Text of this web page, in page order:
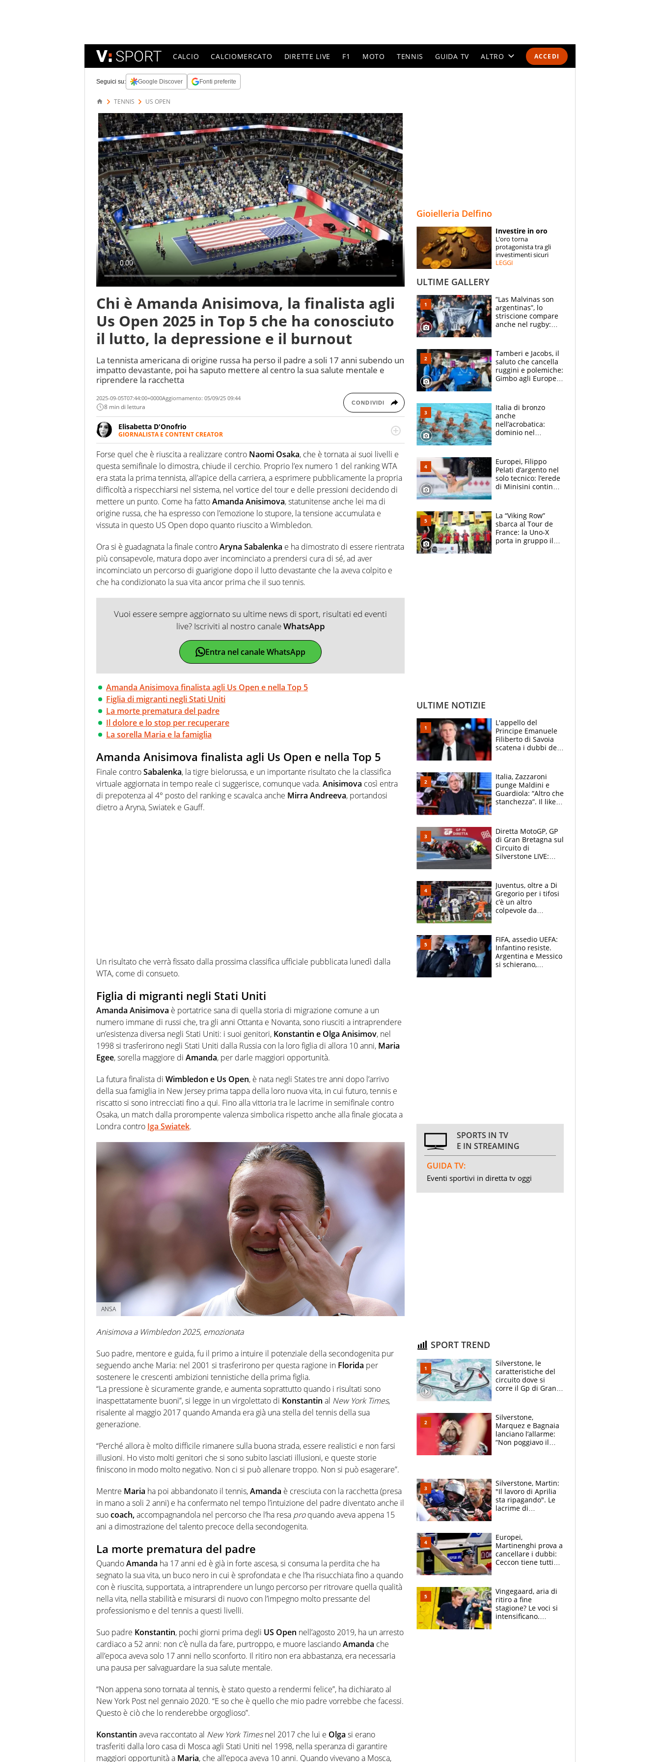
ACCEDI
CALCIO CALCIOMERCATO DIRETTE LIVE F1 MOTO TENNIS GUIDA TV ALTRO
SPECIALI
ESPERTI
Seguici su: Google Discover Fonti preferite
TENNIS US OPEN
Chi è Amanda Anisimova, la finalista agli
Us Open 2025 in Top 5 che ha conosciuto
il lutto, la depressione e il burnout
La tennista americana di origine russa ha perso il padre a soli 17 anni subendo un
impatto devastante, poi ha saputo mettere al centro la sua salute mentale e
riprendere la racchetta
2025-09-05T07:44:00+0000Aggiornamento: 05/09/25 09:44
8 min di lettura CONDIVIDI
Elisabetta D'Onofrio
GIORNALISTA E CONTENT CREATOR
Giornalista professionista dal 2007, scrive per curiosità personale e necessità:
soprattutto di calcio, di sport e dei suoi protagonisti, concedendosi innocenti evasioni
nell'ambito della creazione di format. Un tempo ala destra, oggi si sente a suo agio nel
ruolo di libero. Cura una classifica riservata dei migliori 5 calciatori di sempre.
Forse quel che è riuscita a realizzare contro Naomi Osaka, che è tornata ai suoi livelli e
questa semifinale lo dimostra, chiude il cerchio. Proprio l’ex numero 1 del ranking WTA
era stata la prima tennista, all’apice della carriera, a esprimere pubblicamente la propria
difficoltà a rispecchiarsi nel sistema, nel vortice del tour e delle pressioni decidendo di
mettere un punto. Come ha fattoAmanda Anisimova, statunitense anche lei ma di
origine russa, che ha espresso con l’emozione lo stupore, la tensione accumulata e
vissuta in questo US Open dopo quanto riuscito a Wimbledon.
Ora si è guadagnata la finale controAryna Sabalenka e ha dimostrato di essere rientrata
più consapevole, matura dopo aver incominciato a prendersi cura di sé, ad aver
incominciato un percorso di guarigione dopo il lutto devastante che la aveva colpito e
che ha condizionato la sua vita ancor prima che il suo tennis.
Vuoi essere sempre aggiornato su ultime news di sport, risultati ed eventi
live? Iscriviti al nostro canaleWhatsApp
Entra nel canale WhatsApp
Amanda Anisimova finalista agli Us Open e nella Top 5
Figlia di migranti negli Stati Uniti
La morte prematura del padre
Il dolore e lo stop per recuperare
La sorella Maria e la famiglia
Amanda Anisimova finalista agli Us Open e nella Top 5
Finale controSabalenka, la tigre bielorussa, e un importante risultato che la classifica
virtuale aggiornata in tempo reale ci suggerisce, comunque vada. Anisimova così entra
di prepotenza al 4° posto del ranking e scavalca anche Mirra Andreeva, portandosi
dietro a Aryna, Swiatek e Gauff.
Un risultato che verrà fissato dalla prossima classifica ufficiale pubblicata lunedì dalla
WTA, come di consueto.
Figlia di migranti negli Stati Uniti
Amanda Anisimova è portatrice sana di quella storia di migrazione comune a un
numero immane di russi che, tra gli anni Ottanta e Novanta, sono riusciti a intraprendere
un’esistenza diversa negli Stati Uniti: i suoi genitori, Konstantin e Olga Anisimov, nel
1998 si trasferirono negli Stati Uniti dalla Russia con la loro figlia di allora 10 anni, Maria
Egee, sorella maggiore di Amanda, per darle maggiori opportunità.
La futura finalista di Wimbledon e Us Open, è nata negli States tre anni dopo l’arrivo
della sua famiglia in New Jersey prima tappa della loro nuova vita, in cui futuro, tennis e
riscatto si sono intrecciati fino a qui. Fino alla vittoria tra le lacrime in semifinale contro
Osaka, un match dalla prorompente valenza simbolica rispetto anche alla finale giocata a
Londra contro Iga Swiatek.
ANSA
Anisimova a Wimbledon 2025, emozionata
Suo padre, mentore e guida, fu il primo a intuire il potenziale della secondogenita pur
seguendo anche Maria: nel 2001 si trasferirono per questa ragione in Florida per
sostenere le crescenti ambizioni tennistiche della prima figlia.
“La pressione è sicuramente grande, e aumenta soprattutto quando i risultati sono
inaspettatamente buoni”, si legge in un virgolettato di Konstantin al New York Times,
risalente al maggio 2017 quando Amanda era già una stella del tennis della sua
generazione.
“Perché allora è molto difficile rimanere sulla buona strada, essere realistici e non farsi
illusioni. Ho visto molti genitori che si sono subito lasciati illusioni, e queste storie
finiscono in modo molto negativo. Non ci si può allenare troppo. Non si può esagerare”.
Mentre Maria ha poi abbandonato il tennis,Amanda è cresciuta con la racchetta (presa
in mano a soli 2 anni) e ha confermato nel tempo l’intuizione del padre diventato anche il
suocoach,accompagnandola nel percorso che l’ha resa proquando aveva appena 15
ani a dimostrazione del talento precoce della secondogenita.
La morte prematura del padre
QuandoAmanda ha 17 anni ed è già in forte ascesa, si consuma la perdita che ha
segnato la sua vita, un buco nero in cui è sprofondata e che l’ha risucchiata fino a quando
con è riuscita, supportata, a intraprendere un lungo percorso per ritrovare quella qualità
nella vita, nella stabilità e misurarsi di nuovo con l’impegno molto pressante del
professionismo e del tennis a questi livelli.
Suo padre Konstantin, pochi giorni prima degli US Open nell’agosto 2019, ha un arresto
cardiaco a 52 anni: non c’è nulla da fare, purtroppo, e muore lasciandoAmanda che
all’epoca aveva solo 17 anni nello sconforto. Il ritiro non era abbastanza, era necessaria
una pausa per salvaguardare la sua salute mentale.
“Non appena sono tornata al tennis, è stato questo a rendermi felice”, ha dichiarato al
New York Post nel gennaio 2020. “E so che è quello che mio padre vorrebbe che facessi.
Questo è ciò che lo renderebbe orgoglioso”.
Konstantin aveva raccontato al New York Timesnel 2017 che lui e Olga si erano
trasferiti dalla loro casa di Mosca agli Stati Uniti nel 1998, nella speranza di garantire
maggiori opportunità a Maria, che all’epoca aveva 10 anni. Quando vivevano a Mosca,
Gioielleria Delfino
Investire in oro
L’oro torna
protagonista tra gli
investimenti sicuri
LEGGI
ULTIME GALLERY
“Las Malvinas son
argentinas”, lo
striscione compare
anche nel rugby:
un caso
Tamberi e Jacobs, il
saluto che cancella
ruggini e polemiche:
Gimbo agli Europei
Italia di bronzo
anche
nell’acrobatica:
dominio nel
e compagni
continuare
Europei, Filippo
Pelati d’argento nel
solo tecnico: l’erede
di Minisini continua
mirino
La “Viking Row”
sbarca al Tour de
France: la Uno-X
porta in gruppo il
ULTIME NOTIZIE
L'appello del
Principe Emanuele
Filiberto di Savoia
scatena i dubbi dei
Italia, Zazzaroni
punge Maldini e
Guardiola: “Altro che
stanchezza”. Il like
Diretta MotoGP, GP
di Gran Bretagna sul
Circuito di
Silverstone LIVE:
Juventus, oltre a Di
Gregorio per i tifosi
c’è un altro
colpevole da
FIFA, assedio UEFA:
Infantino resiste.
Argentina e Messico
si schierano,
SPORTS IN TV
E IN STREAMING
GUIDA TV:
Eventi sportivi in diretta tv oggi
SPORT TREND
Silverstone, le
caratteristiche del
circuito dove si
corre il Gp di Gran
Silverstone,
Marquez e Bagnaia
lanciano l’allarme:
“Non poggiavo il
Silverstone, Martin:
"Il lavoro di Aprilia
sta ripagando". Le
lacrime di
la gara domani"
Europei,
Martinenghi prova a
cancellare i dubbi:
Ceccon tiene tutti
Curtis
Vingegaard, aria di
ritiro a fine
stagione? Le voci si
intensificano.